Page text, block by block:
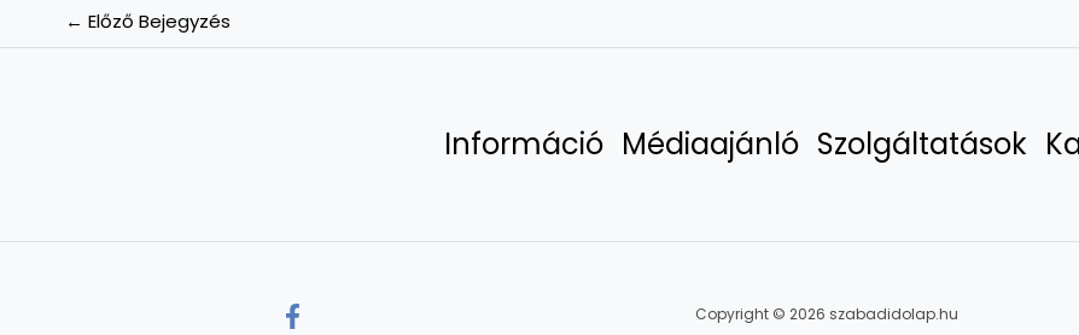
← Előző Bejegyzés
Információ Médiaajánló Szolgáltatások
Copyright © 2026 szabadidolap.hu